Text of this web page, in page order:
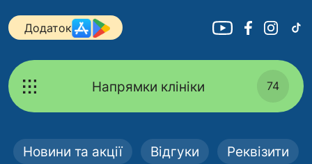
Додаток
Напрямки клініки 74
Новини та акції Відгуки Реквізити